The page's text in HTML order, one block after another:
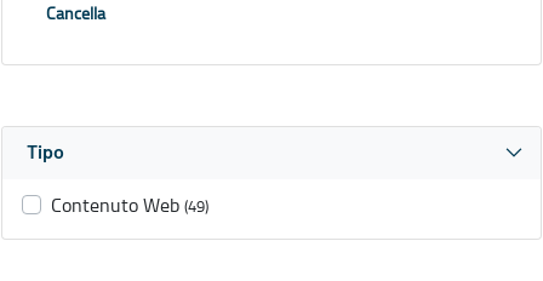
Cancella
Tipo
Contenuto Web (49)